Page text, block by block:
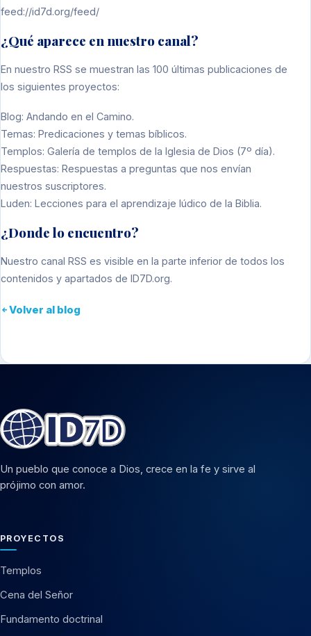
feed://id7d.org/feed/
¿Qué aparece en nuestro canal?
En nuestro RSS se muestran las 100 últimas publicaciones de
los siguientes proyectos:
Blog: Andando en el Camino.
Temas: Predicaciones y temas bíblicos.
Templos: Galería de templos de la Iglesia de Dios (7º día).
Respuestas: Respuestas a preguntas que nos envían
nuestros suscriptores.
Luden: Lecciones para el aprendizaje lúdico de la Biblia.
¿Donde lo encuentro?
Nuestro canal RSS es visible en la parte inferior de todos los
contenidos y apartados de ID7D.org.
Volver al blog
Un pueblo que conoce a Dios, crece en la fe y sirve al
prójimo con amor.
PROYECTOS
Templos
Cena del Señor
Fundamento doctrinal